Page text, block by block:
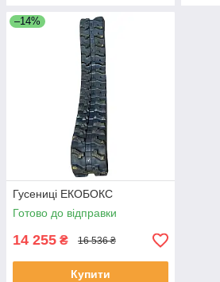
–14%
Гусениці ЕКОБОКС
Готово до відправки
14 255 ₴ 16 536 ₴
Купити